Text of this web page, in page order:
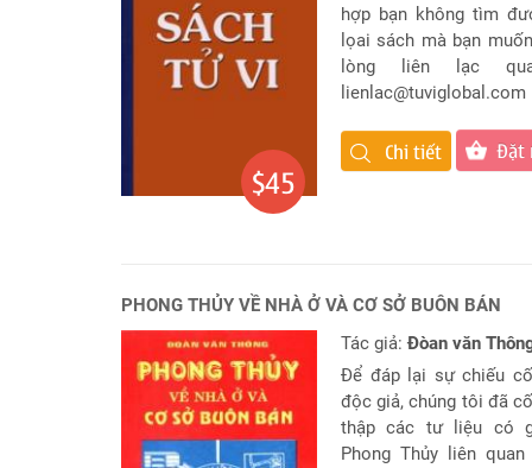
$45
hợp bạn không tìm
lọai sách mà bạn
lòng liên lạc
lienlac@tuviglobal.com
Chi tiết Đặt
PHONG THỦY VỀ NHÀ Ở VÀ CƠ SỞ BUÔN BÁN
Tác giả:Đòan văn
Để đáp lại sự chiếu
độc giả, chúng tôi đã
thập các tư liệu có
Phong Thủy liên